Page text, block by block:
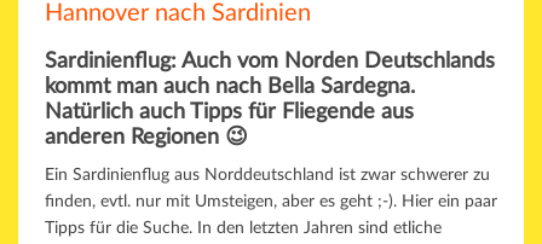
Hannover nach Sardinien
Sardinienflug: Auch vom Norden Deutschlands
kommt man auch nach Bella Sardegna.
Natürlich auch Tipps für Fliegende aus
anderen Regionen 😉
Ein Sardinienflug aus Norddeutschland ist zwar schwerer zu
finden, evtl. nur mit Umsteigen, aber es geht ;-). Hier ein paar
Tipps für die Suche. In den letzten Jahren sind etliche